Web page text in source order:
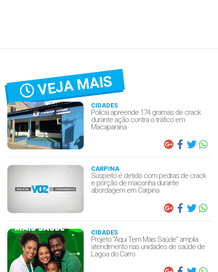
VEJA MAIS
CIDADES
Polícia apreende 174 gramas de crack
durante ação contra o tráfico em
Macaparana
CARPINA
Suspeito é detido com pedras de crack
e porção de maconha durante
abordagem em Carpina
CIDADES
Projeto “Aqui Tem Mais Saúde” amplia
atendimento nas unidades de saúde de
Lagoa do Carro